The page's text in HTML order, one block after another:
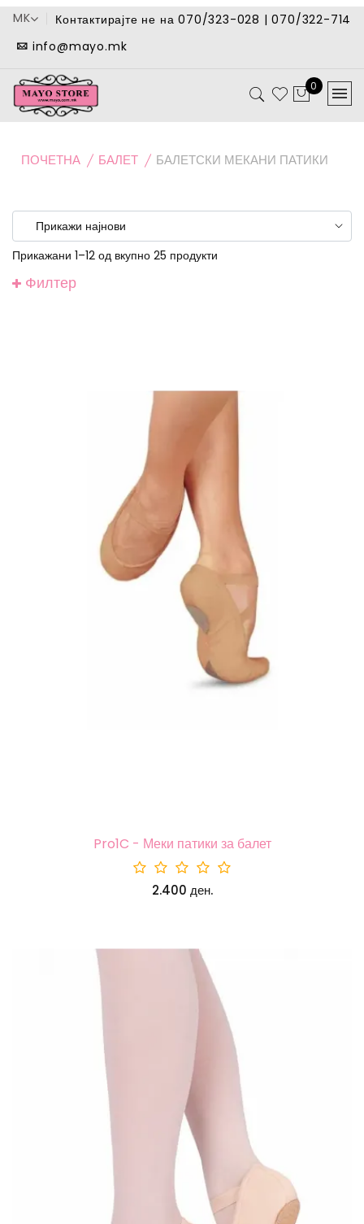
MK
Контактирајте не на 070/323-028 | 070/322-714
info@mayo.mk
0
ПОЧЕТНА БАЛЕТ БАЛЕТСКИ МЕКАНИ ПАТИКИ
Прикажани 1–12 од вкупно 25 продукти
Филтер
Pro1C - Меки патики за балет
2.400 ден.